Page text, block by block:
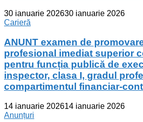
30 ianuarie 202630 ianuarie 2026
Carieră
ANUNT examen de
profesional imediat superior
pentru funcția publică de
inspector, clasa I, gradul
compartimentul financiar-
14 ianuarie 202614 ianuarie 2026
Anunțuri